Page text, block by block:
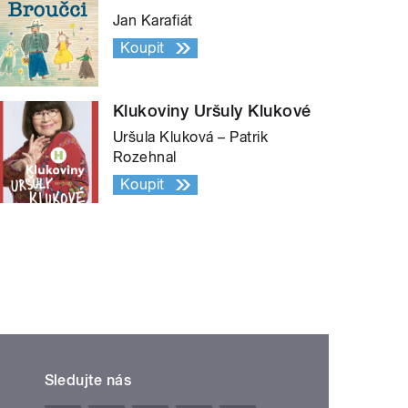
Jan Karafiát
Koupit
Klukoviny Uršuly Klukové
Uršula Kluková – Patrik
Rozehnal
Koupit
Sledujte nás